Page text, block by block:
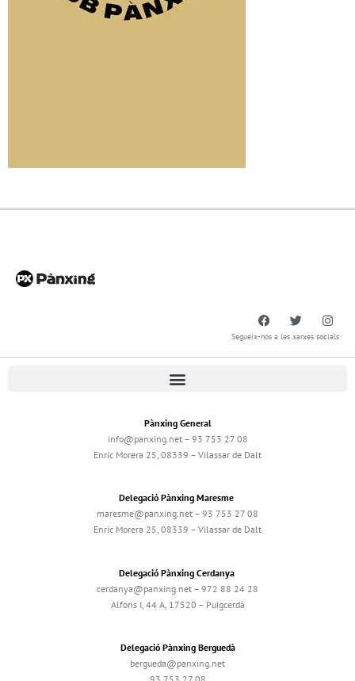
Segueix-nos a les xarxes socials
Pànxing General
info@panxing.net – 93 753 27 08
Enric Morera 25, 08339 – Vilassar de Dalt
Delegació Pànxing Maresme
maresme@panxing.net – 93 753 27 08
Enric Morera 25, 08339 – Vilassar de Dalt
Delegació Pànxing Cerdanya
cerdanya@panxing.net – 972 88 24 28
Alfons I, 44 A, 17520 – Puigcerdà
Delegació Pànxing Berguedà
bergueda@panxing.net